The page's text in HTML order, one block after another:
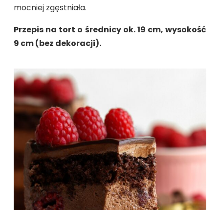
mocniej zgęstniała.
Przepis na tort o średnicy ok. 19 cm, wysokość
9 cm (bez dekoracji).